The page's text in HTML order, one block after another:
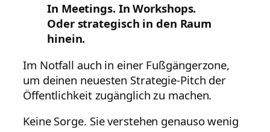
In Meetings. In Workshops.
Oder strategisch in den Raum
hinein.
Im Notfall auch in einer Fußgängerzone,
um deinen neuesten Strategie-Pitch der
Öffentlichkeit zugänglich zu machen.
Keine Sorge. Sie verstehen genauso wenig